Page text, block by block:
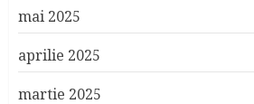
mai 2025
aprilie 2025
martie 2025